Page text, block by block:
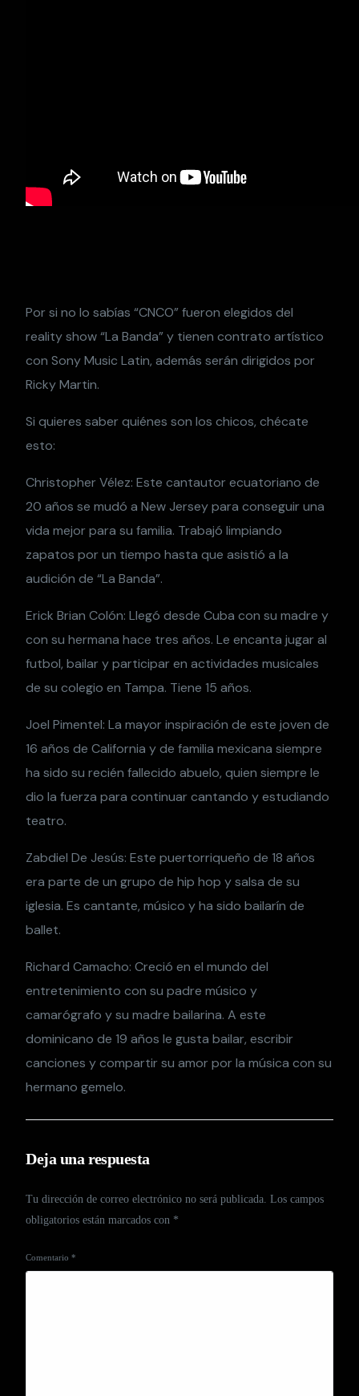
Por si no lo sabías “CNCO” fueron elegidos del
reality show “La Banda” y tienen contrato artístico
con Sony Music Latin, además serán dirigidos por
Ricky Martin.
Si quieres saber quiénes son los chicos, chécate
esto:
Christopher Vélez: Este cantautor ecuatoriano de
20 años se mudó a New Jersey para conseguir una
vida mejor para su familia. Trabajó limpiando
zapatos por un tiempo hasta que asistió a la
audición de “La Banda”.
Erick Brian Colón: Llegó desde Cuba con su madre y
con su hermana hace tres años. Le encanta jugar al
futbol, bailar y participar en actividades musicales
de su colegio en Tampa. Tiene 15 años.
Joel Pimentel: La mayor inspiración de este joven de
16 años de California y de familia mexicana siempre
ha sido su recién fallecido abuelo, quien siempre le
dio la fuerza para continuar cantando y estudiando
teatro.
Zabdiel De Jesús: Este puertorriqueño de 18 años
era parte de un grupo de hip hop y salsa de su
iglesia. Es cantante, músico y ha sido bailarín de
ballet.
Richard Camacho: Creció en el mundo del
entretenimiento con su padre músico y
camarógrafo y su madre bailarina. A este
dominicano de 19 años le gusta bailar, escribir
canciones y compartir su amor por la música con su
hermano gemelo.
Deja una respuesta
Tu dirección de correo electrónico no será publicada. Los campos
obligatorios están marcados con *
Comentario*